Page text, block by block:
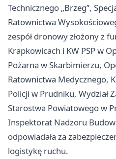
Technicznego „Brzeg”,
Ratownictwa
zespół dronowy złożony z
Krapkowicach i KW PSP w
Pożarna w Skarbimierzu,
Ratownictwa Medycznego,
Policji w Prudniku, Wydział
Starostwa Powiatowego w
Inspektorat Nadzoru
odpowiadała za
logistykę ruchu.